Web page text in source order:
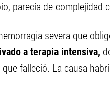
parecía de complejidad
severa que
a terapia intensiva,
falleció. La causa